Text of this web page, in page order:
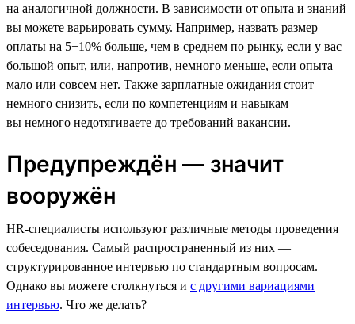
на аналогичной должности. В зависимости от опыта и знаний
вы можете варьировать сумму. Например, назвать размер
оплаты на 5−10% больше, чем в среднем по рынку, если у вас
большой опыт, или, напротив, немного меньше, если опыта
мало или совсем нет. Также зарплатные ожидания стоит
немного снизить, если по компетенциям и навыкам
вы немного недотягиваете до требований вакансии.
Предупреждён — значит
вооружён
HR-специалисты используют различные методы проведения
собеседования. Самый распространенный из них —
структурированное интервью по стандартным вопросам.
Однако вы можете столкнуться и с другими вариациями
интервью. Что же делать?